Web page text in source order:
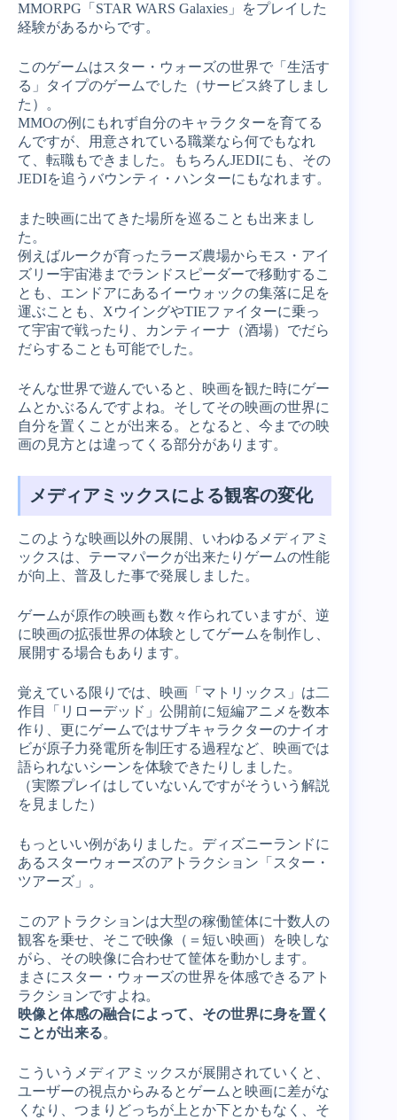
MMORPG「STAR WARS Galaxies」をプレイした
経験があるからです。
このゲームはスター・ウォーズの世界で「生活す
る」タイプのゲームでした（サービス終了しまし
た）。
MMOの例にもれず自分のキャラクターを育てる
んですが、用意されている職業なら何でもなれ
て、転職もできました。もちろんJEDIにも、その
JEDIを追うバウンティ・ハンターにもなれます。
また映画に出てきた場所を巡ることも出来まし
た。
例えばルークが育ったラーズ農場からモス・アイ
ズリー宇宙港までランドスピーダーで移動するこ
とも、エンドアにあるイーウォックの集落に足を
運ぶことも、XウイングやTIEファイターに乗っ
て宇宙で戦ったり、カンティーナ（酒場）でだら
だらすることも可能でした。
そんな世界で遊んでいると、映画を観た時にゲー
ムとかぶるんですよね。そしてその映画の世界に
自分を置くことが出来る。となると、今までの映
画の見方とは違ってくる部分があります。
メディアミックスによる観客の変化
このような映画以外の展開、いわゆるメディアミ
ックスは、テーマパークが出来たりゲームの性能
が向上、普及した事で発展しました。
ゲームが原作の映画も数々作られていますが、逆
に映画の拡張世界の体験としてゲームを制作し、
展開する場合もあります。
覚えている限りでは、映画「マトリックス」は二
作目「リローデッド」公開前に短編アニメを数本
作り、更にゲームではサブキャラクターのナイオ
ビが原子力発電所を制圧する過程など、映画では
語られないシーンを体験できたりしました。
（実際プレイはしていないんですがそういう解説
を見ました）
もっといい例がありました。ディズニーランドに
あるスターウォーズのアトラクション「スター・
ツアーズ」。
このアトラクションは大型の稼働筐体に十数人の
観客を乗せ、そこで映像（＝短い映画）を映しな
がら、その映像に合わせて筐体を動かします。
まさにスター・ウォーズの世界を体感できるアト
ラクションですよね。
映像と体感の融合によって、その世界に身を置く
ことが出来る。
こういうメディアミックスが展開されていくと、
ユーザーの視点からみるとゲームと映画に差がな
くなり、つまりどっちが上とか下とかもなく、そ